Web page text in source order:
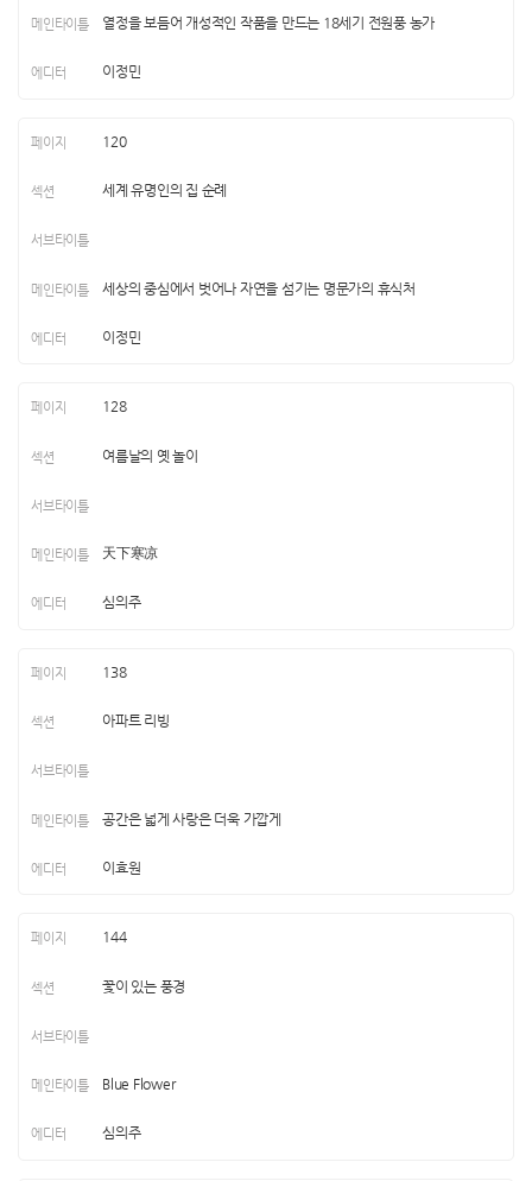
열정을 보듬어 개성적인 작품을 만드는 18세기 전원풍 농가
이정민
120
세계 유명인의 집 순례
세상의 중심에서 벗어나 자연을 섬기는 명문가의 휴식처
이정민
128
여름날의 옛 놀이
天下寒凉
심의주
138
아파트 리빙
공간은 넓게 사랑은 더욱 가깝게
이효원
144
꽃이 있는 풍경
Blue Flower
심의주